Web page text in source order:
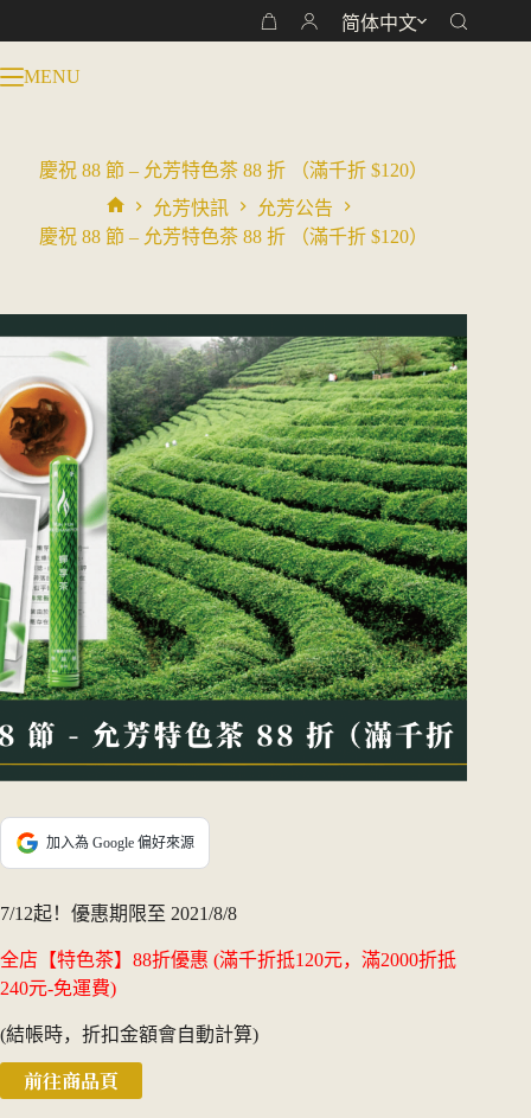
过
内
购
简体中文
MENU
慶祝 88 節 – 允芳特色茶 88 折 （滿千折 $120）
首
允芳快訊
允芳公告
慶祝 88 節 – 允芳特色茶 88 折 （滿千折 $120）
加入為 Google 偏好來源
7/12起！優惠期限至 2021/8/8
全店【特色茶】88折優惠 (滿千折抵120元，滿2000折抵
240元-免運費)
(結帳時，折扣金額會自動計算)
前往商品頁